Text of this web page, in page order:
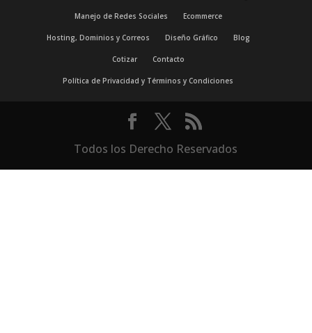
Manejo de Redes Sociales Ecommerce
Hosting, Dominios y Correos Diseño Gráfico Blog
Cotizar Contacto
Política de Privacidad y Términos y Condiciones
Todos los Derecho Reservados